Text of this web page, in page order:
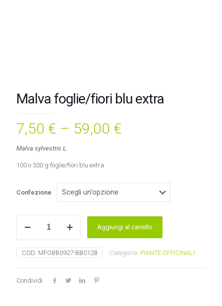
Malva foglie/fiori blu extra
7,50 € – 59,00 €
Malva sylvestris L.
100 o 500 g foglie/fiori blu extra
Confezione
foglie/fiori
extra
quantità
Aggiungi al carrello
COD: MFOBB0927-BB0128 Categoria: PIANTE OFFICINALI
Condividi